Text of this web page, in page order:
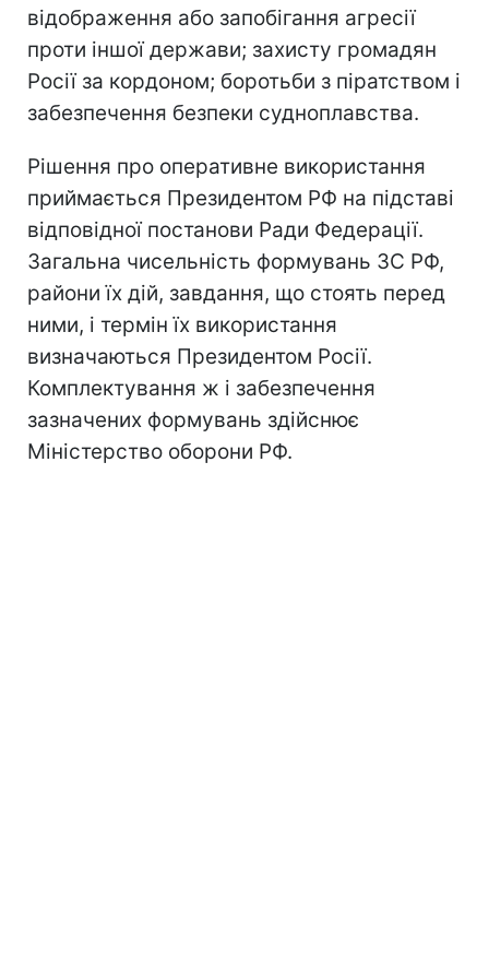
відображення або запобігання агресії
проти іншої держави; захисту громадян
Росії за кордоном; боротьби з піратством і
забезпечення безпеки судноплавства.
Рішення про оперативне використання
приймається Президентом РФ на підставі
відповідної постанови Ради Федерації.
Загальна чисельність формувань ЗС РФ,
райони їх дій, завдання, що стоять перед
ними, і термін їх використання
визначаються Президентом Росії.
Комплектування ж і забезпечення
зазначених формувань здійснює
Міністерство оборони РФ.